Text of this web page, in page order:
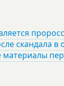
скандала в
материалы